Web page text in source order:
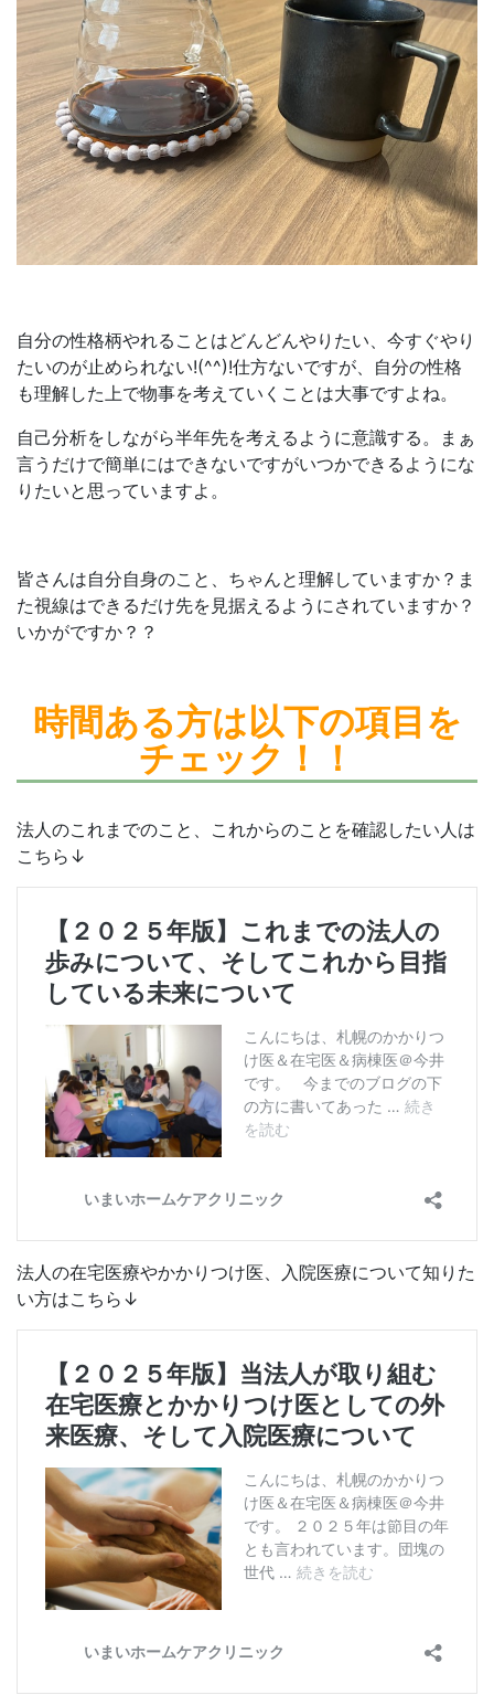
自分の性格柄やれることはどんどんやりたい、今すぐやり
たいのが止められない!(^^)!仕方ないですが、自分の性格
も理解した上で物事を考えていくことは大事ですよね。
自己分析をしながら半年先を考えるように意識する。まぁ
言うだけで簡単にはできないですがいつかできるようにな
りたいと思っていますよ。
皆さんは自分自身のこと、ちゃんと理解していますか？ま
た視線はできるだけ先を見据えるようにされていますか？
いかがですか？？
時間ある方は以下の項目を
チェック！！
法人のこれまでのこと、これからのことを確認したい人は
こちら↓
法人の在宅医療やかかりつけ医、入院医療について知りた
い方はこちら↓